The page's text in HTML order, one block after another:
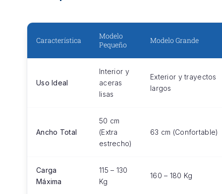
Característica
Modelo
Pequeño
Modelo Grande
Uso Ideal
Interior y
aceras
lisas
Exterior y trayectos
largos
Ancho Total
50 cm
(Extra
estrecho)
63 cm (Confortable)
Carga
Máxima
115 – 130
Kg
160 – 180 Kg